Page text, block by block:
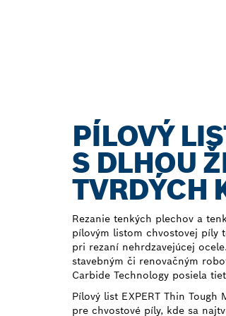
PÍLOVÝ
S DLHOU
TVRDÝCH
Rezanie tenkých plechov a
pílovým listom chvostovej píly
pri rezaní nehrdzavejúcej
stavebným či renovačným
Carbide Technology posiela
Pílový list EXPERT Thin
pre chvostové píly, kde sa